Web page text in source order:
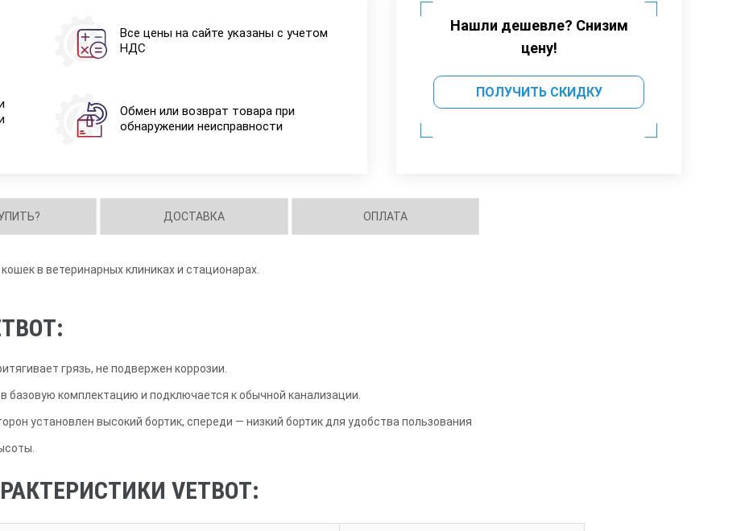
Все цены на сайте указаны с учетом
НДС
Обмен или возврат товара при
обнаружении неисправности
Нашли дешевле? Снизим
цену!
ПОЛУЧИТЬ СКИДКУ
ДОСТАВКА ОПЛАТА
в ветеринарных клиниках и стационарах.
грязь, не подвержен коррозии.
базовую комплектацию и подключается к обычной канализации.
установлен высокий бортик, спереди — низкий бортик для удобства пользования
VETBOT: